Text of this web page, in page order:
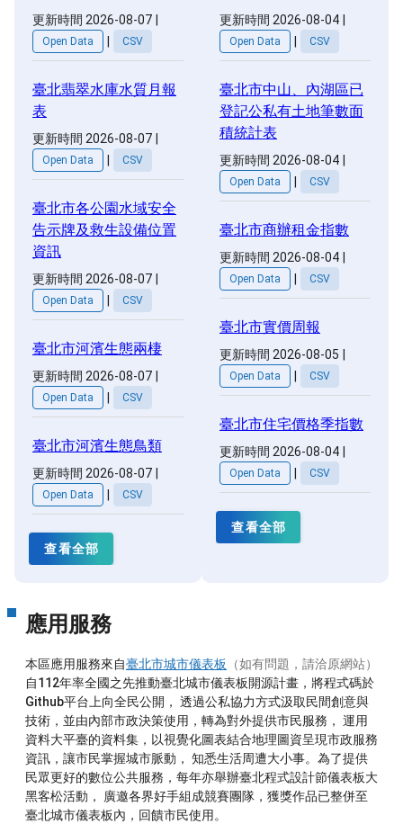
更新時間 2026-08-07
Open Data | CSV
臺北翡翠水庫水質月報
表
更新時間 2026-08-07
Open Data | CSV
臺北市各公園水域安全
告示牌及救生設備位置
資訊
更新時間 2026-08-07
Open Data | CSV
臺北市河濱生態兩棲
更新時間 2026-08-07
Open Data | CSV
臺北市河濱生態鳥類
更新時間 2026-08-07
Open Data | CSV
查看全部
更新時間 2026-08-04
Open Data | CSV
臺北市中山、內湖區已
登記公私有土地筆數面
積統計表
更新時間 2026-08-04
Open Data | CSV
臺北市商辦租金指數
更新時間 2026-08-04
Open Data | CSV
臺北市實價周報
更新時間 2026-08-05
Open Data | CSV
臺北市住宅價格季指數
更新時間 2026-08-04
Open Data | CSV
查看全部
應用服務
本區應用服務來自臺北市城市儀表板
（如有問題，請洽原網站）
自112年率全國之先推動臺北城市儀表板開源計畫，將程式碼於
Github平台上向全民公開， 透過公私協力方式汲取民間創意與
技術，並由內部市政決策使用，轉為對外提供市民服務， 運用
資料大平臺的資料集，以視覺化圖表結合地理圖資呈現市政服務
資訊，讓市民掌握城市脈動， 知悉生活周遭大小事。為了提供
民眾更好的數位公共服務，每年亦舉辦臺北程式設計節儀表板大
黑客松活動， 廣邀各界好手組成競賽團隊，獲獎作品已整併至
臺北城市儀表板內，回饋市民使用。